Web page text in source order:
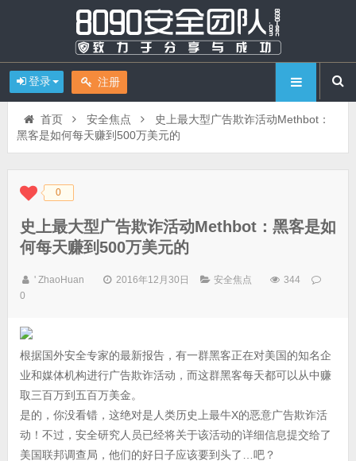
登录 注册
首页 安全焦点
史上最大型广告欺诈活动Methbot：
黑客是如何每天赚到500万美元的
◆◆ 0
史上最大型广告欺诈活动Methbot：黑客是如
何每天赚到500万美元的
' ZhaoHuan 2016年12月30日 安全焦点
344
0
根据国外安全专家的最新报告，有一群黑客正在对美国的知名企
业和媒体机构进行广告欺诈活动，而这群黑客每天都可以从中赚
取三百万到五百万美金。
是的，你没看错，这绝对是人类历史上最牛X的恶意广告欺诈活
动！不过，安全研究人员已经将关于该活动的详细信息提交给了
美国联邦调查局，他们的好日子应该要到头了…吧？